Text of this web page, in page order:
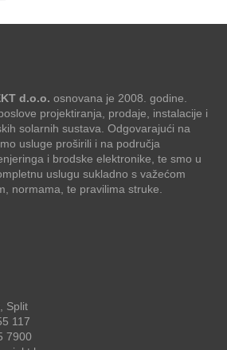
d.o.o. osnovana je 2008. godine.
projektiranja, prodaje, instalacije i
solarnih sustava. Odgovarajući na
usluge proširili i na područja
i brodske elektronike, te smo u
uslugu sukladno s važećom
normama, te pravilima struke.
Split
117
7900